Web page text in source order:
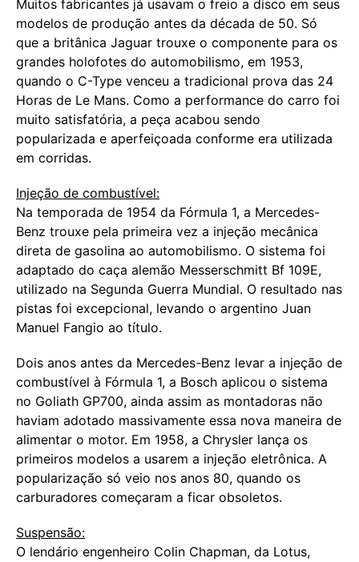
Muitos fabricantes já usavam o freio a disco em seus
modelos de produção antes da década de 50. Só
que a britânica Jaguar trouxe o componente para os
grandes holofotes do automobilismo, em 1953,
quando o C-Type venceu a tradicional prova das 24
Horas de Le Mans. Como a performance do carro foi
muito satisfatória, a peça acabou sendo
popularizada e aperfeiçoada conforme era utilizada
em corridas.
Injeção de combustível:
Na temporada de 1954 da Fórmula 1, a Mercedes-
Benz trouxe pela primeira vez a injeção mecânica
direta de gasolina ao automobilismo. O sistema foi
adaptado do caça alemão Messerschmitt Bf 109E,
utilizado na Segunda Guerra Mundial. O resultado nas
pistas foi excepcional, levando o argentino Juan
Manuel Fangio ao título.
Dois anos antes da Mercedes-Benz levar a injeção de
combustível à Fórmula 1, a Bosch aplicou o sistema
no Goliath GP700, ainda assim as montadoras não
haviam adotado massivamente essa nova maneira de
alimentar o motor. Em 1958, a Chrysler lança os
primeiros modelos a usarem a injeção eletrônica. A
popularização só veio nos anos 80, quando os
carburadores começaram a ficar obsoletos.
Suspensão:
O lendário engenheiro Colin Chapman, da Lotus,